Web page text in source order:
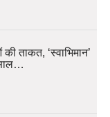
ताकत, ‘स्वाभिमान’